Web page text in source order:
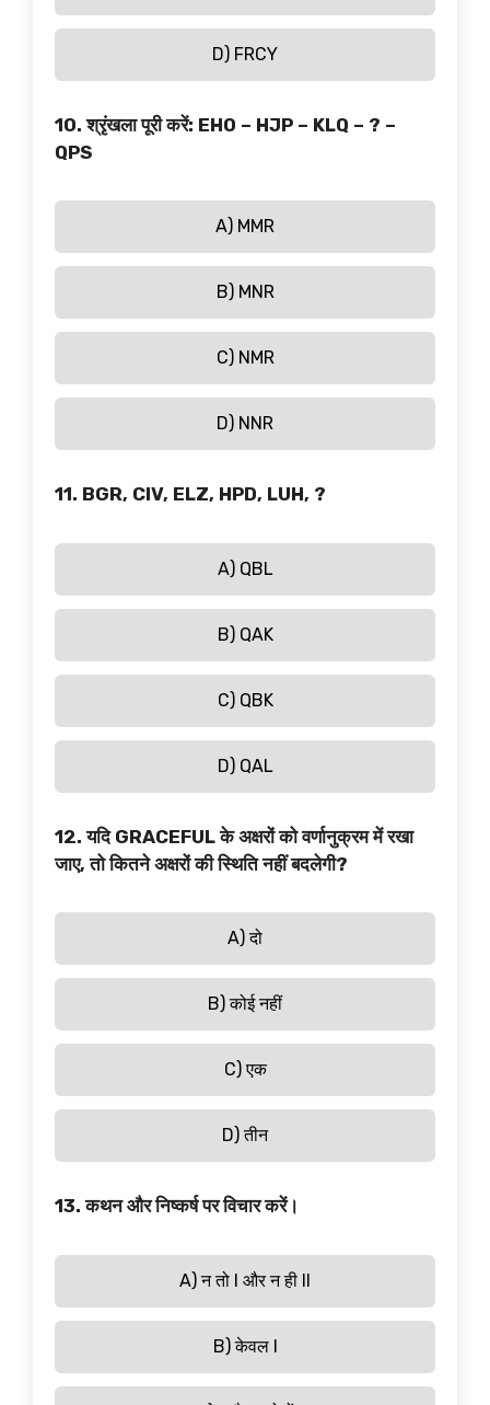
D) FRCY
10. श्रृंखला पूरी करें: EHO – HJP – KLQ – ? –
QPS
A) MMR
B) MNR
C) NMR
D) NNR
11. BGR, CIV, ELZ, HPD, LUH, ?
A) QBL
B) QAK
C) QBK
D) QAL
12. यदि GRACEFUL के अक्षरों को वर्णानुक्रम में रखा
जाए, तो कितने अक्षरों की स्थिति नहीं बदलेगी?
A) दो
B) कोई नहीं
C) एक
D) तीन
13. कथन और निष्कर्ष पर विचार करें।
A) न तो I और न ही II
B) केवल I